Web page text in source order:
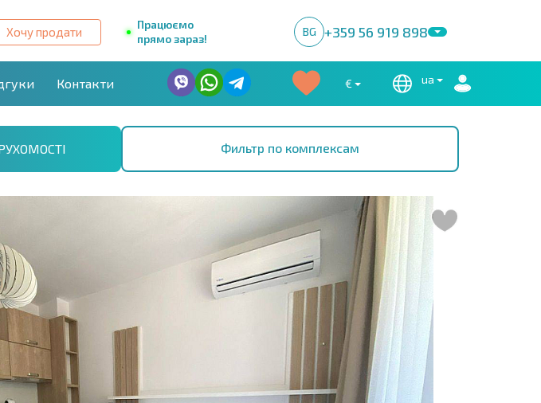
Хочу продати
Працюємо
прямо зараз!
BG +359 56 919 898
Контакти € ua
Фильтр по комплексам